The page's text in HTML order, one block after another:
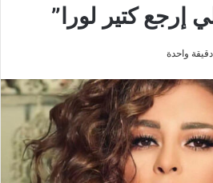
إرجع كتير لورا”
دقيقة واحدة